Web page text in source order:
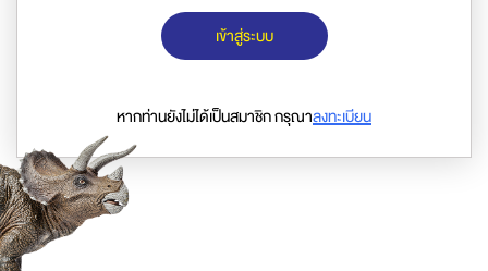
เข้าสู่ระบบ
หากท่านยังไม่ได้เป็นสมาชิก กรุณาลงทะเบียน